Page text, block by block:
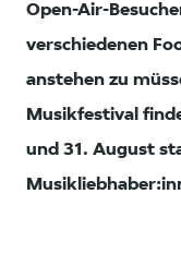
Open-Air-
verschiedenen
anstehen zu
Musikfestival
und 31. August